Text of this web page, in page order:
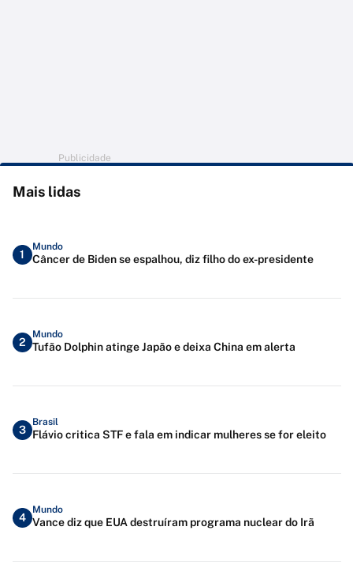
Publicidade
Mais lidas
1
Mundo
Câncer de Biden se espalhou, diz filho do ex-presidente
2
Mundo
Tufão Dolphin atinge Japão e deixa China em alerta
3
Brasil
Flávio critica STF e fala em indicar mulheres se for eleito
4
Mundo
Vance diz que EUA destruíram programa nuclear do Irã